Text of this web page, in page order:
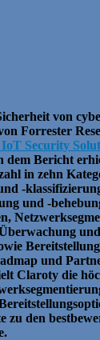
von
Forrester
Security
dem Bericht
in zehn
-
und -
und
Claroty die
zu den